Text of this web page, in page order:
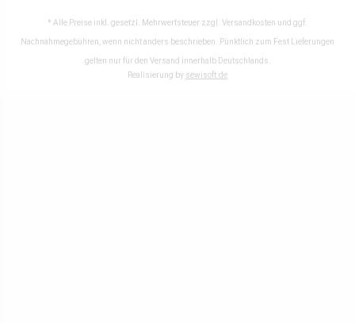
* Alle Preise inkl. gesetzl. Mehrwertsteuer zzgl. Versandkosten und ggf.
Nachnahmegebühren, wenn nicht anders beschrieben. Pünktlich zum Fest Lieferungen
gelten nur für den Versand innerhalb Deutschlands.
Realisierung by sewisoft.de